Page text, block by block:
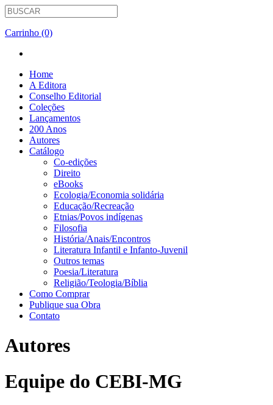
Carrinho (0)
Home
A Editora
Conselho Editorial
Coleções
Lançamentos
200 Anos
Autores
Catálogo
Co-edições
Direito
eBooks
Ecologia/Economia solidária
Educação/Recreação
Etnias/Povos indígenas
Filosofia
História/Anais/Encontros
Literatura Infantil e Infanto-Juvenil
Outros temas
Poesia/Literatura
Religião/Teologia/Bíblia
Como Comprar
Publique sua Obra
Contato
Autores
Equipe do CEBI-MG